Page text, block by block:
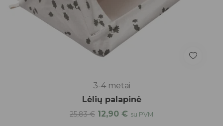
3-4 metai
Lėlių palapinė
25,83€ 12,90 € su PVM